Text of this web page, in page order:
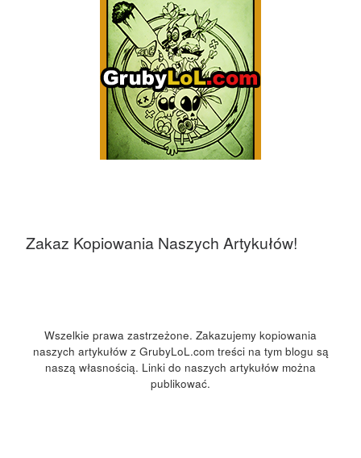
Zakaz Kopiowania Naszych Artykułów!
Wszelkie prawa zastrzeżone. Zakazujemy kopiowania
naszych artykułów z GrubyLoL.com treści na tym blogu są
naszą własnością. Linki do naszych artykułów można
publikować.